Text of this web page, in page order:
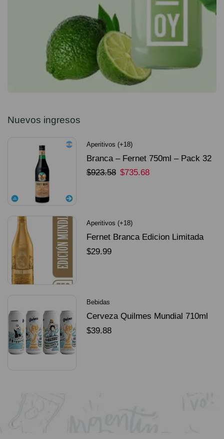
Nuevos ingresos
Aperitivos (+18)
Branca – Fernet 750ml – Pack 32
Unidades
$923.58 $735.68
Aperitivos (+18)
Fernet Branca Edicion Limitada
Dorado Mundial
$29.99
Bebidas
Cerveza Quilmes Mundial 710ml
packX4
$39.88